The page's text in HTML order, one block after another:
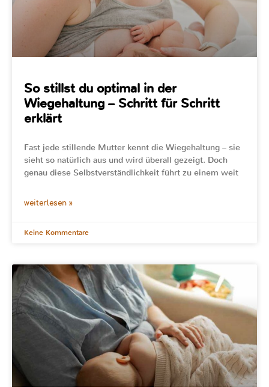
So stillst du optimal in der
Wiegehaltung – Schritt für Schritt
erklärt
Fast jede stillende Mutter kennt die Wiegehaltung – sie
sieht so natürlich aus und wird überall gezeigt. Doch
genau diese Selbstverständlichkeit führt zu einem weit
weiterlesen »
Keine Kommentare